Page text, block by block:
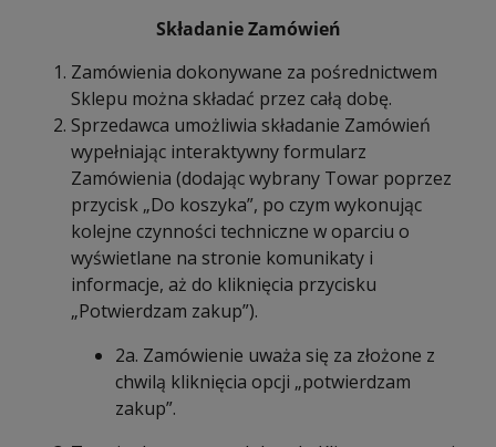
Składanie Zamówień
Zamówienia dokonywane za pośrednictwem
Sklepu można składać przez całą dobę.
Sprzedawca umożliwia składanie Zamówień
wypełniając interaktywny formularz
Zamówienia (dodając wybrany Towar poprzez
przycisk „Do koszyka”, po czym wykonując
kolejne czynności techniczne w oparciu o
wyświetlane na stronie komunikaty i
informacje, aż do kliknięcia przycisku
„Potwierdzam zakup”).
2a. Zamówienie uważa się za złożone z
chwilą kliknięcia opcji „potwierdzam
zakup”.